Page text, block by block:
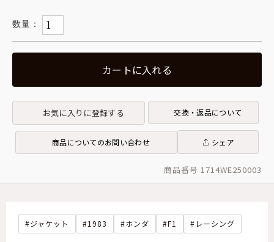
カートに入れる
お気に入りに登録する 交換・返品について
商品についてのお問い合わせ シェア
商品番号 1714WE250003
ジャケット 1983 ホンダ F1 レーシング